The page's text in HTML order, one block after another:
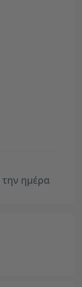
την ημέρα